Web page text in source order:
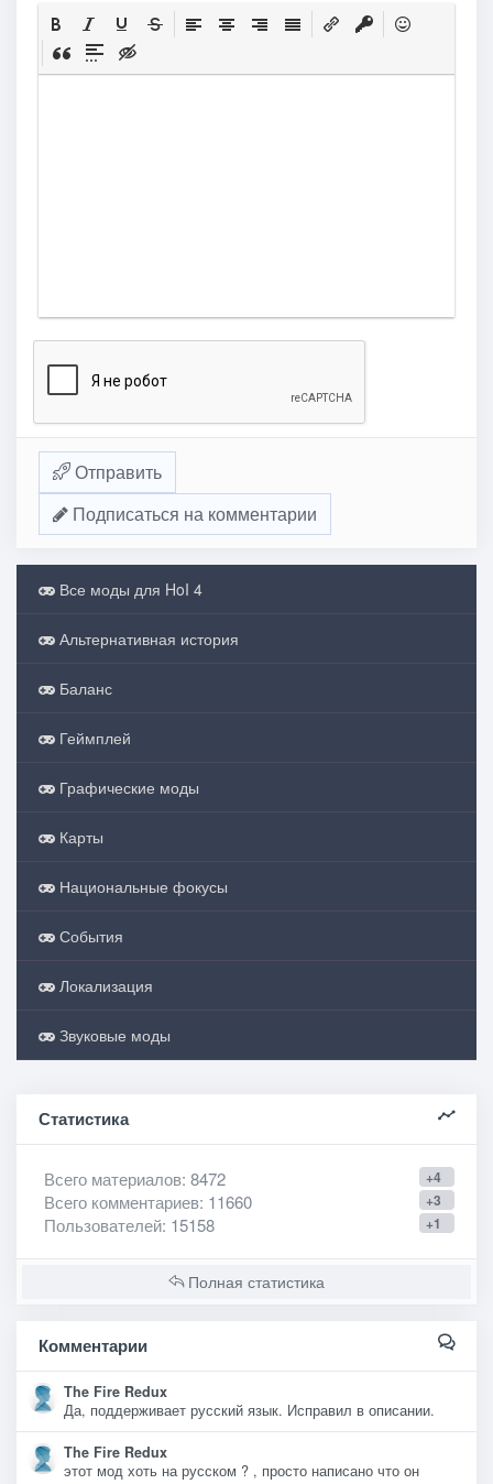
Отправить
Подписаться на комментарии
Все моды для HoI 4
Альтернативная история
Баланс
Геймплей
Графические моды
Карты
Национальные фокусы
События
Локализация
Звуковые моды
Статистика
+4
Всего материалов: 8472
+3
Всего комментариев: 11660
+1
Пользователей: 15158
Полная статистика
Комментарии
The Fire Redux
Да, поддерживает русский язык. Исправил в описании.
The Fire Redux
этот мод хоть на русском ? , просто написано что он